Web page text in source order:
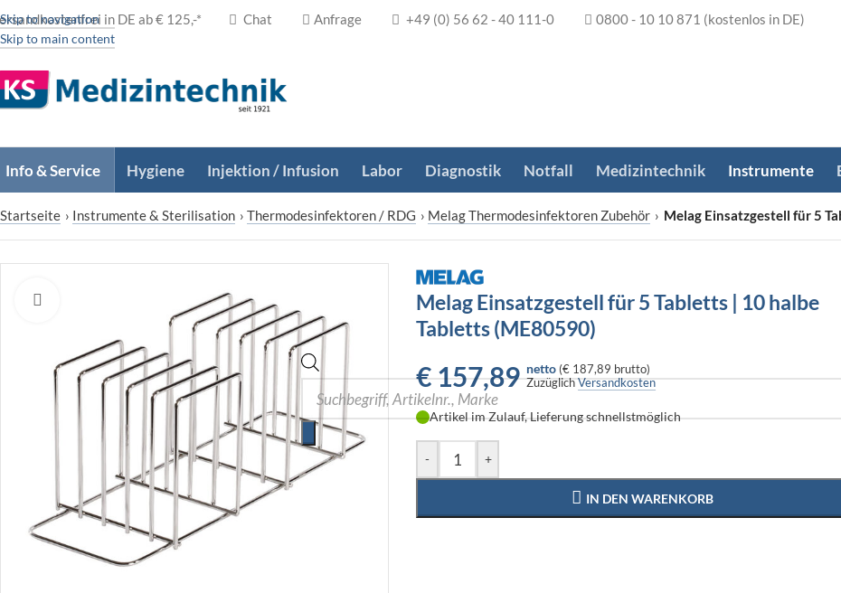
Skip to navigation
Skip to main content
in DE ab € 125,-* Chat Anfrage +49 (0) 56 62 - 40 111-0 0800 - 10 10 871 (kostenlos in DE)
Info & Service Hygiene Injektion / Infusion Labor Diagnostik Notfall Medizintechnik Instrumente
Startseite › Instrumente & Sterilisation › Thermodesinfektoren / RDG › Melag Thermodesinfektoren Zubehör › Melag Einsatzgestell für 5
Zum Vergrößern klicken
Melag Einsatzgestell für 5 Tabletts | 10 halbe
Tabletts (ME80590)
€157,89 netto (€ 187,89 brutto)
ZuzüglichVersandkosten
Artikel im Zulauf, Lieferung schnellstmöglich
- +
IN DEN WARENKORB